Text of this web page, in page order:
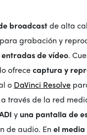
broadcastde alta
para grabación y
de vídeo.
ofrececaptura y
o DaVinci Resolve
a través de la red
y una pantalla de
de audio. En el